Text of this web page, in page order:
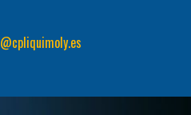
cpliquimoly.es